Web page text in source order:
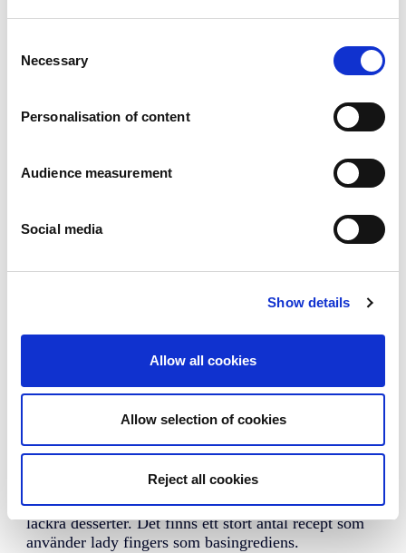
Selection
Necessary
Personalisation of content
Audience measurement
Social media
Show details
Allow all cookies
Allow selection of cookies
Reject all cookies
Marknads- och
konsumentinsikter
Lady fingers tillverkas med enkla och rena
Klassiska lady fingers säljs och konsumeras över
hela världen, ”som de är” eller som ingrediens i
läckra desserter. Det finns ett stort antal recept som
använder lady fingers som basingrediens.